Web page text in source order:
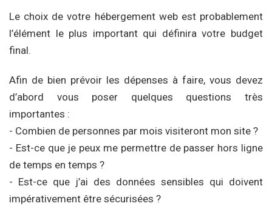
Le choix de votre hébergement web est probablement
l’élément le plus important qui définira votre budget
final.
Afin de bien prévoir les dépenses à faire, vous devez
d’abord vous poser quelques questions très
importantes :
- Combien de personnes par mois visiteront mon site ?
- Est-ce que je peux me permettre de passer hors ligne
de temps en temps ?
- Est-ce que j’ai des données sensibles qui doivent
impérativement être sécurisées ?